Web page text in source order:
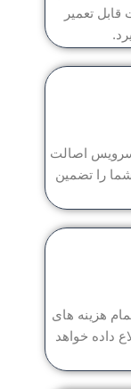
تعمیر
سرویس اصالت
را تضمین
هزینه های
داده خواهد